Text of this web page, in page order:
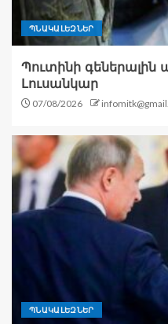
ՊՆԱԿԱԼԵԶՆԵՐ
Պուտինի գեներալին
Լուսանկար
07/08/2026
ՊՆԱԿԱԼԵԶՆԵՐ